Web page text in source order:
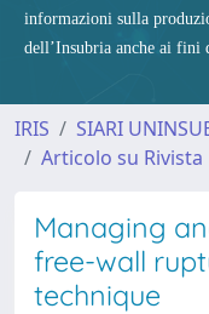
informazioni sulla
dell’Insubria anche ai fini
IRIS SIARI
Articolo su Rivista
Managing
free-wall
technique